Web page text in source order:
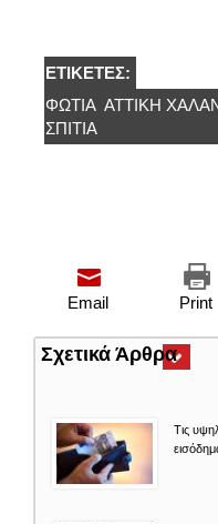
ΕΤΙΚΈΤΕΣ:
ΦΩΤΙΆ ΑΤΤΙΚΉ
ΣΠΙΤΙΑ
Print
Email
Σχετικά Άρθρα
Τις